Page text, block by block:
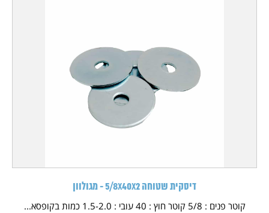
דיסקית שטוחה 5/8X40X2 - מגולוון
קוטר פנים : 5/8 קוטר חוץ : 40 עובי : 1.5-2.0 כמות בקופסא...